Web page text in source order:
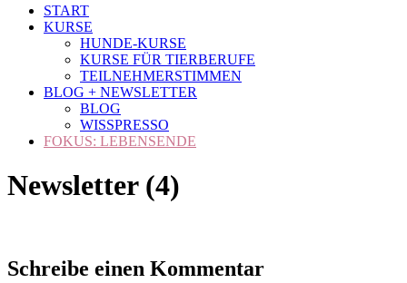
START
KURSE
HUNDE-KURSE
KURSE FÜR TIERBERUFE
TEILNEHMERSTIMMEN
BLOG + NEWSLETTER
BLOG
WISSPRESSO
FOKUS: LEBENSENDE
Newsletter (4)
Schreibe einen Kommentar